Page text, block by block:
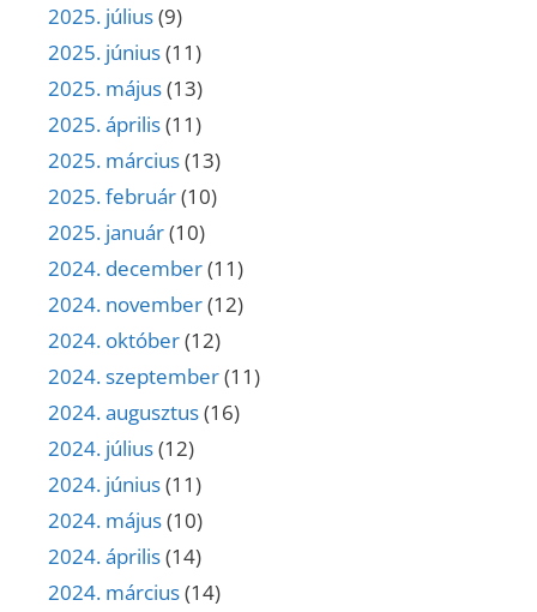
2025. július(9)
2025. június(11)
2025. május(13)
2025. április(11)
2025. március(13)
2025. február(10)
2025. január(10)
2024. december(11)
2024. november(12)
2024. október(12)
2024. szeptember(11)
2024. augusztus(16)
2024. július(12)
2024. június(11)
2024. május(10)
2024. április(14)
2024. március(14)